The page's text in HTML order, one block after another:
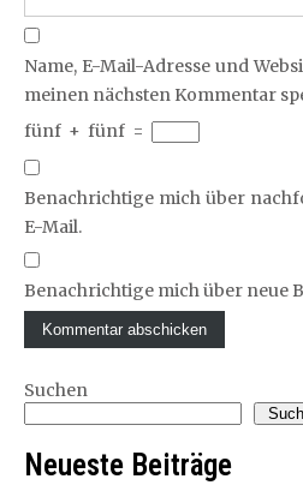
Name, E-Mail-Adresse und
meinen nächsten Kommentar
fünf + fünf =
Benachrichtige mich über
E-Mail.
Benachrichtige mich über neue
Suchen
Neueste Beiträge